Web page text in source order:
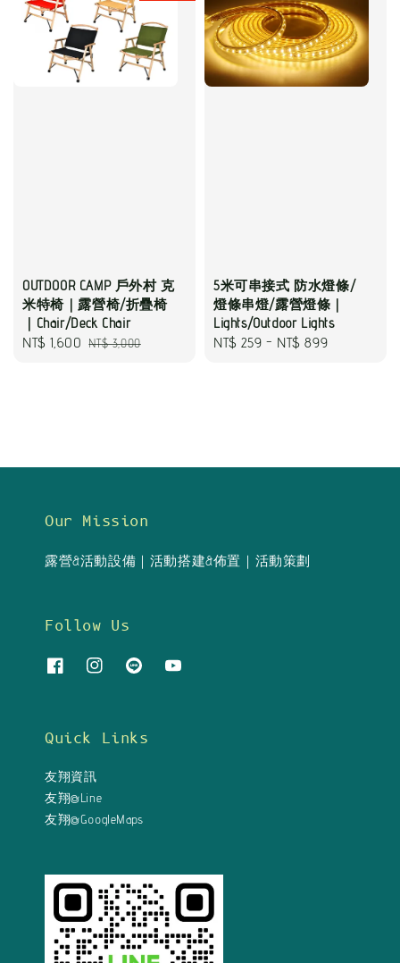
OUTDOOR CAMP 戶外村 克
米特椅｜露營椅/折疊椅
｜Chair/Deck Chair
Sale
NT$ 1,600 Regular
NT$ 3,000
5米可串接式 防水燈條/
燈條串燈/露營燈條｜
Lights/Outdoor Lights
Regular
NT$ 259 - NT$ 899
Our Mission
露營&活動設備｜活動搭建&佈置｜活動策劃
Follow Us
Quick Links
友翔資訊
友翔@Line
友翔@GoogleMaps